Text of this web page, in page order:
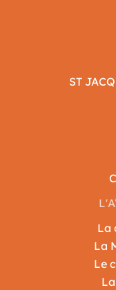
ST
La
La
Le